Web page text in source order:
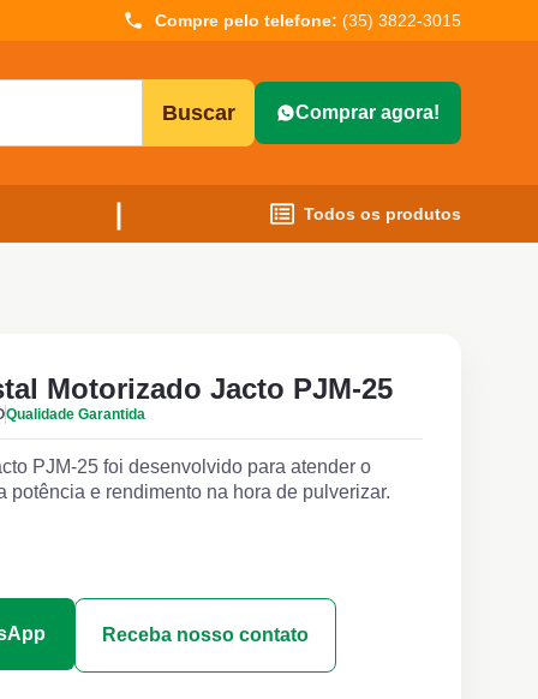
Compre pelo telefone: (35) 3822-3015
Buscar Comprar agora!
Todos os produtos
Motorizado Jacto PJM-25
Qualidade Garantida
PJM-25 foi desenvolvido para atender o
potência e rendimento na hora de pulverizar.
Receba nosso contato